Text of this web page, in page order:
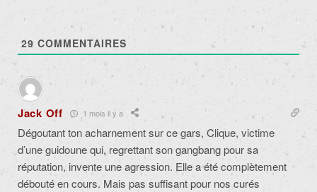
29 COMMENTAIRES
Jack Off 1 mois il y a
Dégoutant ton acharnement sur ce gars, Clique, victime
d’une guidoune qui, regrettant son gangbang pour sa
réputation, invente une agression. Elle a été complètement
débouté en cours. Mais pas suffisant pour nos curés